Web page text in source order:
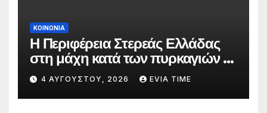
ΚΟΙΝΩΝΙΑ
Η Περιφέρεια Στερεάς Ελλάδας
στη μάχη κατά των πυρκαγιών –
Δράσεις και στήριξη σε πέντε
περιφερειακές ενότητες
4 ΑΥΓΟΎΣΤΟΥ, 2026 EVIA TIME